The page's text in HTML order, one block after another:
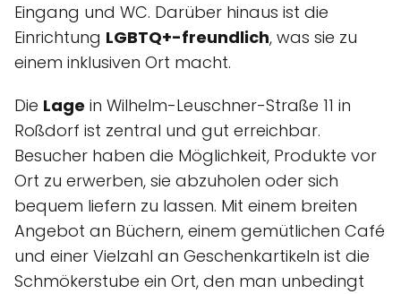
Eingang und WC. Darüber hinaus ist die
Einrichtung LGBTQ+-freundlich, was sie zu
einem inklusiven Ort macht.
Die Lage in Wilhelm-Leuschner-Straße 11 in
Roßdorf ist zentral und gut erreichbar.
Besucher haben die Möglichkeit, Produkte vor
Ort zu erwerben, sie abzuholen oder sich
bequem liefern zu lassen. Mit einem breiten
Angebot an Büchern, einem gemütlichen Café
und einer Vielzahl an Geschenkartikeln ist die
Schmökerstube ein Ort, den man unbedingt